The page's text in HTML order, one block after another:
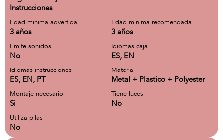
Instrucciones
Edad minima advertida
3 años
Edad minima recomendada
3 años
Emite sonidos
No
Idiomas caja
ES, EN
Idiomas instrucciones
ES, EN, PT
Material
Metal + Plastico + Polyester
Montaje necesario
Si
Tiene luces
No
Utiliza pilas
No